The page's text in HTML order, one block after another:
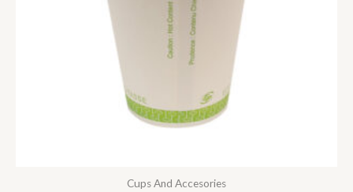
Cups And Accesories